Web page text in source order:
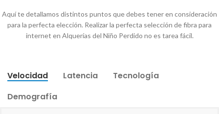
Aquí te detallamos distintos puntos que debes tener en consideración
para la perfecta elección. Realizar la perfecta selección de fibra para
internet en Alquerías del Niño Perdido no es tarea fácil.
Velocidad Latencia
Tecnología
Demografía